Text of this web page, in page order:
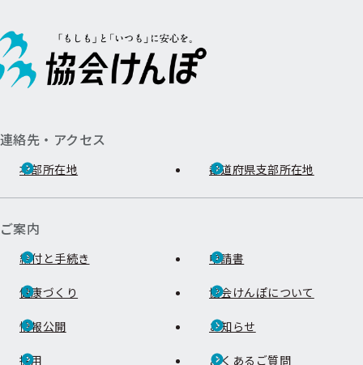
連絡先・アクセス
本部所在地 都道府県支部所在地
ご案内
給付と手続き 申請書
健康づくり 協会けんぽについて
情報公開 お知らせ
採用 よくあるご質問